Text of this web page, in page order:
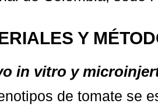
Y
in vitro y
de tomate se